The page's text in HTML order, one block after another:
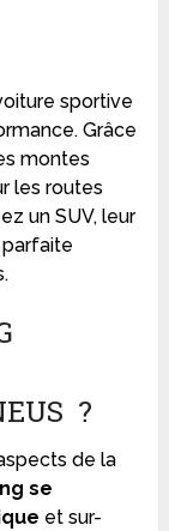
sportive
Grâce
montes
les routes
un SUV, leur
?
de la
se
et sur-